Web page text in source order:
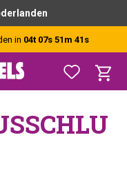
in 04t 07s 51m 40s